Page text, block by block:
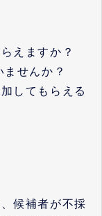
えますか？
せんか？
してもらえる
候補者が不採